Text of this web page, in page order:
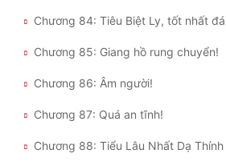
Chương 84: Tiêu Biệt Ly, tốt nhất
Chương 85: Giang hồ rung chuyển!
Chương 86: Âm người!
Chương 87: Quá an tĩnh!
Chương 88: Tiểu Lâu Nhất Dạ Thính